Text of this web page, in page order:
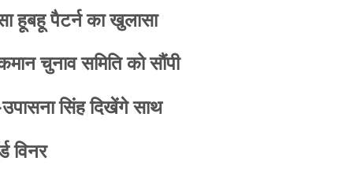
हूबहू पैटर्न का खुलासा
चुनाव समिति को सौंपी
उपासना सिंह दिखेंगे साथ
विनर